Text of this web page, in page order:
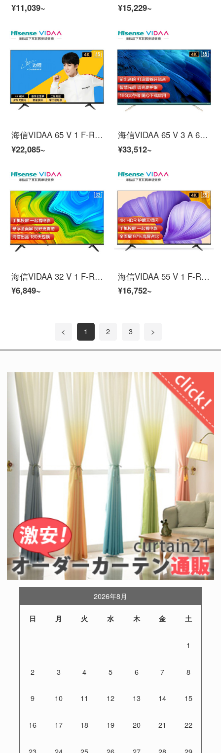
¥11,039~
¥15,229~
海信VIDAA 65 V 1 F-R 65インチ4 K超高精細フルスクリーンテレビHDR教育テレビ人工知能音声ネットワーク液晶パネルテレビ
¥22,085~
海信VIDAA 65 V 3 A 65インチ4 K超高精細金属全面スクリーン海信テレビ3 G+16 G知恵スクリーン
¥33,512~
海信VIDAA 32 V 1 F-R 32インチフルハイビジョンテレビ海信テレビ知恵スクリーン1 G+8 G教育テレビ人工知能ネットワーク液晶パネルテレビ
¥6,849~
海信VIDAA 55 V 1 F-R 55インチ4 K超高精細、全面的にテレビの知恵画面HDR教育テレビインテリジェント音声液晶タブレットテレビ
¥16,752~
< 1 2 3 >
2026年8月
日 月 火 水 木 金 土
1
2 3 4 5 6 7 8
9 10 11 12 13 14 15
16 17 18 19 20 21 22